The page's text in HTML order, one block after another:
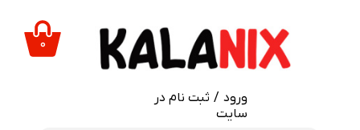
ورود / ثبت نام در
سایت
حساب کاربری من
تغییر گذر واژه
۰